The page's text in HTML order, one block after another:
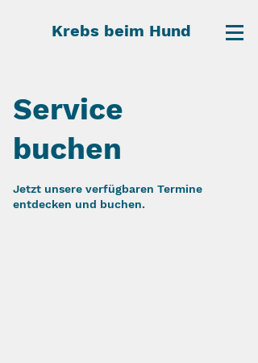
Krebs beim Hund
Service
buchen
Jetzt unsere verfügbaren Termine
entdecken und buchen.